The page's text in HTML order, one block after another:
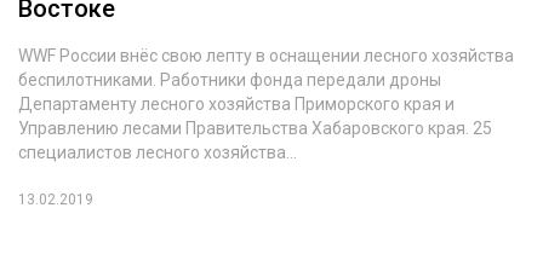
Востоке
WWF России внёс свою лепту в оснащении лесного хозяйства
беспилотниками. Работники фонда передали дроны
Департаменту лесного хозяйства Приморского края и
Управлению лесами Правительства Хабаровского края. 25
специалистов лесного хозяйства...
13.02.2019